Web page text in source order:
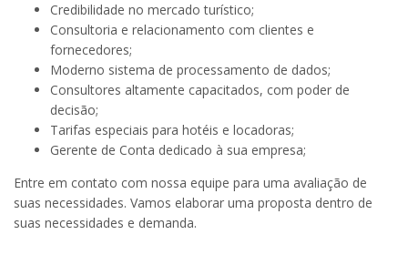
Credibilidade no mercado turístico;
Consultoria e relacionamento com clientes e
fornecedores;
Moderno sistema de processamento de dados;
Consultores altamente capacitados, com poder de
decisão;
Tarifas especiais para hotéis e locadoras;
Gerente de Conta dedicado à sua empresa;
Entre em contato com nossa equipe para uma avaliação de
suas necessidades. Vamos elaborar uma proposta dentro de
suas necessidades e demanda.